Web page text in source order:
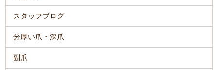
スタッフブログ
分厚い爪・深爪
副爪